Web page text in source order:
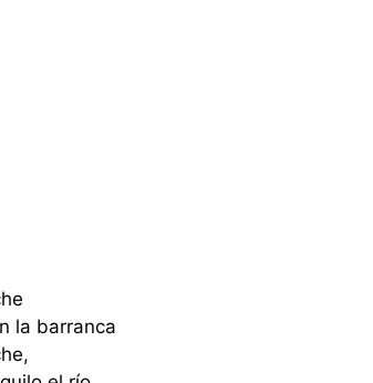
la barranca